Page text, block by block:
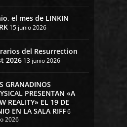
el mes de LINKIN
15 junio 2026
del Resurrection
2026 13 junio 2026
GRANADINOS
PRESENTAN «A
REALITY» EL 19 DE
EN LA SALA RIFF6
2026